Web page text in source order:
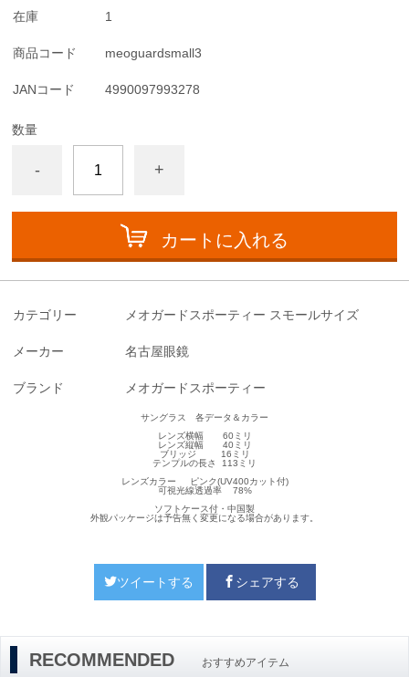
在庫 1
商品コード meoguardsmall3
JANコード 4990097993278
数量
- +
カートに入れる
カテゴリー メオガードスポーティー スモールサイズ
メーカー 名古屋眼鏡
ブランド メオガードスポーティー
サングラス 各データ＆カラー
レンズ横幅 60ミリ
レンズ縦幅 40ミリ
ブリッジ 16ミリ
テンプルの長さ 113ミリ
レンズカラー ピンク(UV400カット付)
可視光線透過率 78%
ソフトケース付・中国製
外観パッケージは予告無く変更になる場合があります。
ツイートする シェアする
RECOMMENDED おすすめアイテム